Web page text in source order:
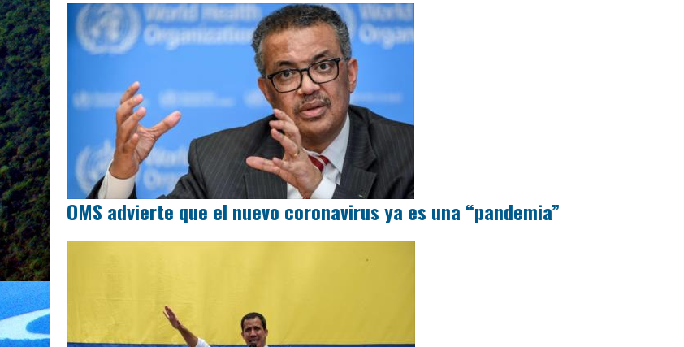
OMS advierte que el nuevo coronavirus ya es una “pandemia”